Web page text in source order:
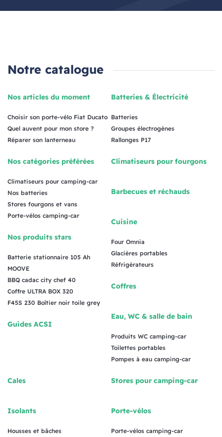
Notre catalogue
Nos articles du moment
Choisir son porte-vélo Fiat Ducato
Quel auvent pour mon store ?
Réparer son lanterneau
Nos catégories préférées
Climatiseurs pour camping-car
Nos batteries
Stores fourgons et vans
Porte-vélos camping-car
Nos produits stars
Batterie stationnaire 105 Ah
MOOVE
BBQ cadac city chef 40
Coffre ULTRA BOX 320
F45S 230 Boîtier noir toile grey
Guides ACSI
Batteries & Électricité
Batteries
Groupes électrogènes
Rallonges P17
Climatiseurs pour fourgons
Barbecues et réchauds
Cuisine
Four Omnia
Glacières portables
Réfrigérateurs
Coffres
Eau, WC & salle de bain
Produits WC camping-car
Toilettes portables
Pompes à eau camping-car
Cales
Isolants
Housses et bâches
Stores pour camping-car
Porte-vélos
Porte-vélos camping-car